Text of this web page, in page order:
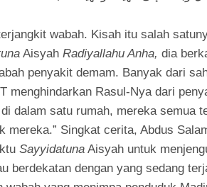
wabah. Kisah itu salah
Aisyah Radiyallahu Anha, dia
penyakit demam. Banyak dari
menghindarkan Rasul-Nya dari
dalam satu rumah, mereka semua
mereka.” Singkat cerita, Abdus
Sayyidatuna Aisyah untuk
berdekatan dengan yang sedang